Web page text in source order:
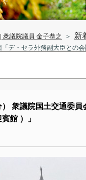
衆議院議員 金子恭之 ＞ 新
デ・セラ外務副大臣との会
衆議院国土交通委員
館 ）」